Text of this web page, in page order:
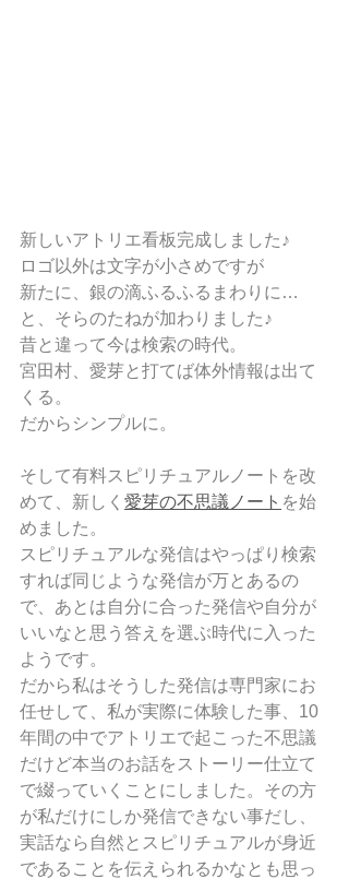
新しいアトリエ看板完成しました♪
ロゴ以外は文字が小さめですが
新たに、銀の滴ふるふるまわりに…
と、そらのたねが加わりました♪
昔と違って今は検索の時代。
宮田村、愛芽と打てば体外情報は出て
くる。
だからシンプルに。
そして有料スピリチュアルノートを改
めて、新しく 愛芽の不思議ノート を始
めました。
スピリチュアルな発信はやっぱり検索
すれば同じような発信が万とあるの
で、あとは自分に合った発信や自分が
いいなと思う答えを選ぶ時代に入った
ようです。
だから私はそうした発信は専門家にお
任せして、私が実際に体験した事、10
年間の中でアトリエで起こった不思議
だけど本当のお話をストーリー仕立て
で綴っていくことにしました。その方
が私だけにしか発信できない事だし、
実話なら自然とスピリチュアルが身近
であることを伝えられるかなとも思っ